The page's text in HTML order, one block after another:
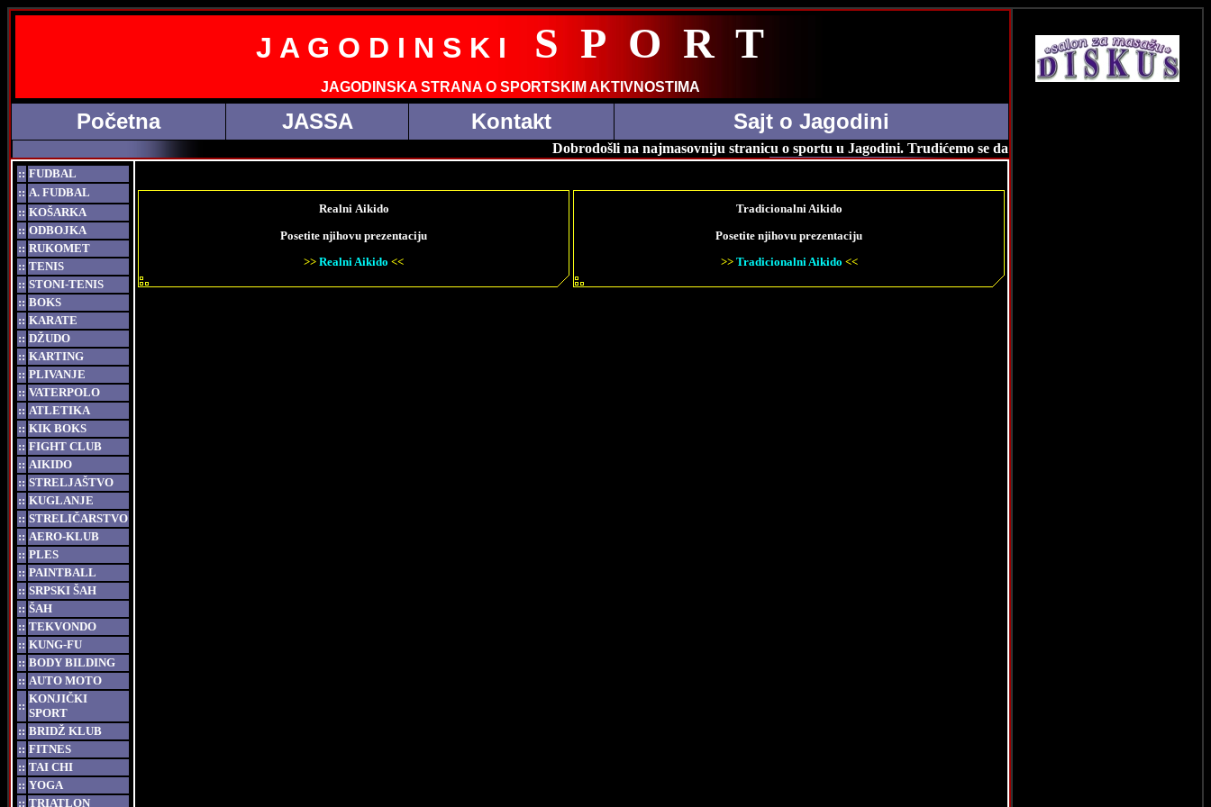
J A G O D I N S K I S P O R T
JAGODINSKA STRANA O SPORTSKIM AKTIVNOSTIMA
Početna JASSA Kontakt Sajt o Jagodini
Dobrodošli na najmasovniju stranicu o sportu u Jagodini. Trudićemo se da vas na vreme obavestimo o svim
:: FUDBAL
:: A. FUDBAL
:: KOŠARKA
:: ODBOJKA
:: RUKOMET
:: TENIS
:: STONI-TENIS
:: BOKS
:: KARATE
:: DŽUDO
:: KARTING
:: PLIVANJE
:: VATERPOLO
:: ATLETIKA
:: KIK BOKS
:: FIGHT CLUB
:: AIKIDO
:: STRELJAŠTVO
:: KUGLANJE
:: STRELIČARSTVO
:: AERO-KLUB
:: PLES
:: PAINTBALL
:: SRPSKI ŠAH
:: ŠAH
:: TEKVONDO
:: KUNG-FU
:: BODY BILDING
:: AUTO MOTO
::
KONJIČKI
SPORT
:: BRIDŽ KLUB
:: FITNES
:: TAI CHI
:: YOGA
:: TRIATLON
Realni Aikido
Posetite njihovu prezentaciju
>> Realni Aikido <<
Tradicionalni Aikido
Posetite njihovu prezentaciju
>>Tradicionalni Aikido <<